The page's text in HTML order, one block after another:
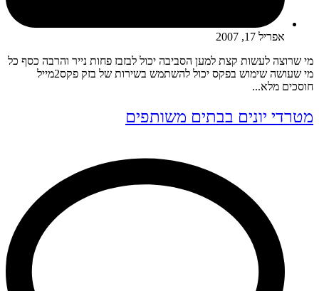
אפריל 17, 2007
מי שרוצה לעשות קצת למען הסביבה יכול לבזבז פחות נייר והרבה כסף כל
מי שעושה שימוש בפקס יכול להשתמש בשירות של בזק פקס2מייל
חוסכים מלא...
מטרדי יונים בבתים משותפים